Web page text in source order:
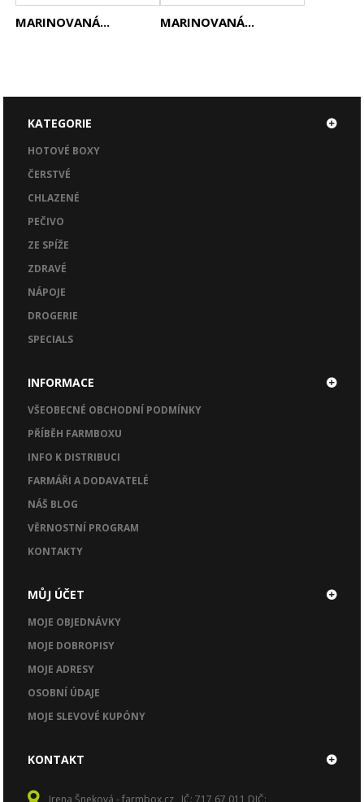
MARINOVANÁ... MARINOVANÁ...
KATEGORIE
HOTOVÉ BOXY
ČERSTVÉ
CHLAZENÉ
PEČIVO
ZE SPÍŽE
ZDRAVÉ
NÁPOJE
DROGERIE
SPECIALS
INFORMACE
VŠEOBECNÉ OBCHODNÍ PODMÍNKY
PŘÍBĚH FARMBOXU
INFO K DISTRIBUCI
FARMÁŘI A DODAVATELÉ
NÁŠ BLOG
VĚRNOSTNÍ PROGRAM
KONTAKTY
MŮJ ÚČET
MOJE OBJEDNÁVKY
MOJE DOBROPISY
MOJE ADRESY
OSOBNÍ ÚDAJE
MOJE SLEVOVÉ KUPÓNY
KONTAKT
Irena Šneková - farmbox.cz , IČ: 717 67 011 DIČ: